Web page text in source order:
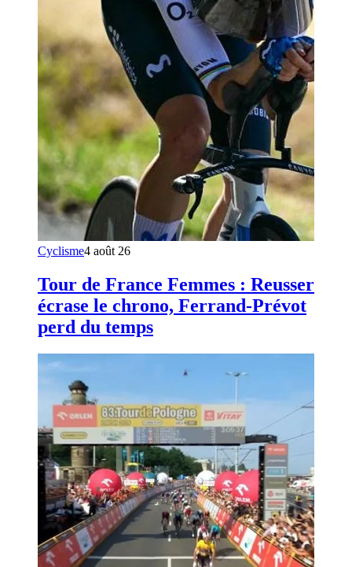
Cyclisme4 août 26
Tour de France Femmes : Reusser
écrase le chrono, Ferrand-Prévot
perd du temps